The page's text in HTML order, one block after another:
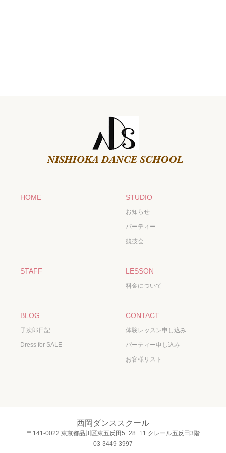
HOME STUDIO
お知らせ
パーティー
競技会
STAFF LESSON
料金について
BLOG
子次郎日記
Dress for SALE
CONTACT
体験レッスン申し込み
パーティー申し込み
お客様リスト
西岡ダンススクール
〒141-0022 東京都品川区東五反田5−28−11 クレール五反田3階
03-3449-3997